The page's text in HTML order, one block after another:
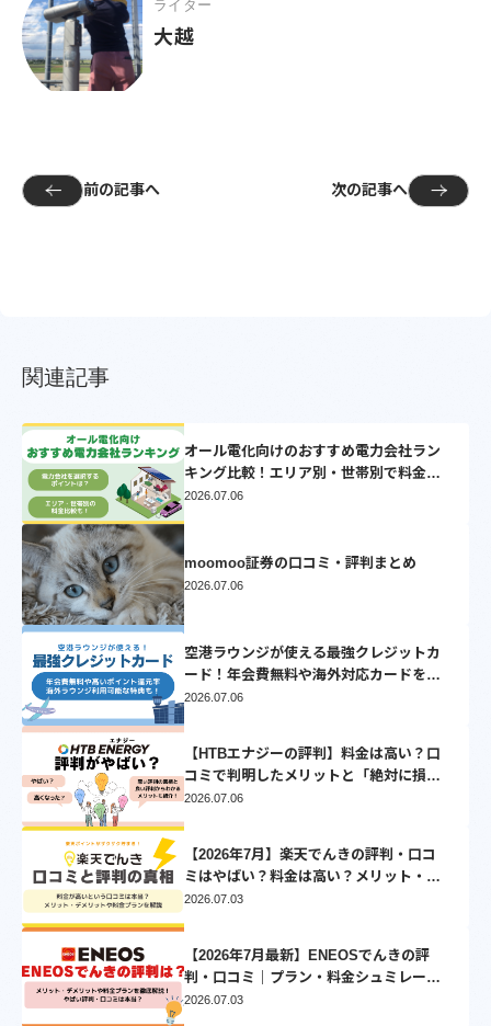
大越
ライター
前の記事へ 次の記事へ
関連記事
オール電化向けのおすすめ電力会社ラン
キング比較！エリア別・世帯別で料金比
較シミュレーション【2025】
2026.07.06
moomoo証券の口コミ・評判まとめ
2026.07.06
空港ラウンジが使える最強クレジットカ
ード！年会費無料や海外対応カードを厳
選
2026.07.06
【HTBエナジーの評判】料金は高い？口
コミで判明したメリットと「絶対に損し
ない」乗り換え先3選
2026.07.06
【2026年7月】楽天でんきの評判・口コ
ミはやばい？料金は高い？メリット・デ
メリットを徹底比較
2026.07.03
【2026年7月最新】ENEOSでんきの評
判・口コミ｜プラン・料金シュミレーシ
ョンとVポイントについて徹底解説
2026.07.03